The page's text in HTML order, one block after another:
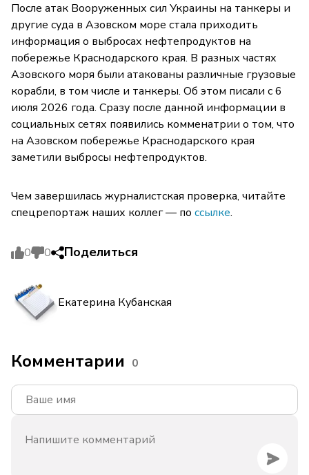
После атак Вооруженных сил Украины на танкеры и
другие суда в Азовском море стала приходить
информация о выбросах нефтепродуктов на
побережье Краснодарского края. В разных частях
Азовского моря были атакованы различные грузовые
корабли, в том числе и танкеры. Об этом писали с 6
июля 2026 года. Сразу после данной информации в
социальных сетях появились комменатрии о том, что
на Азовском побережье Краснодарского края
заметили выбросы нефтепродуктов.
Чем завершилась журналистская проверка, читайте
спецрепортаж наших коллег — по ссылке.
0 0 Поделиться
Екатерина Кубанская
Комментарии 0